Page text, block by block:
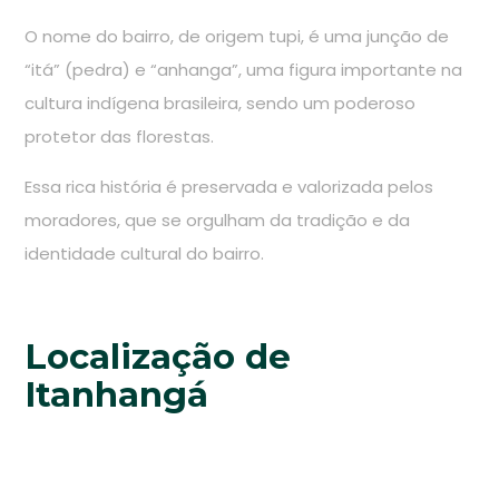
O nome do bairro, de origem tupi, é uma junção de
“itá” (pedra) e “anhanga”, uma figura importante na
cultura indígena brasileira, sendo um poderoso
protetor das florestas.
Essa rica história é preservada e valorizada pelos
moradores, que se orgulham da tradição e da
identidade cultural do bairro.
Localização de
Itanhangá